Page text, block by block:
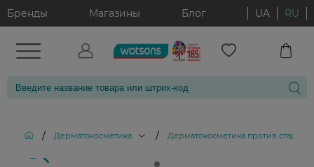
Бренды Магазины Блог UA RU
/ Дерматокосметика / Дерматокосметика против